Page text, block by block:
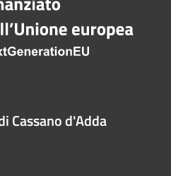
Cassano d'Adda